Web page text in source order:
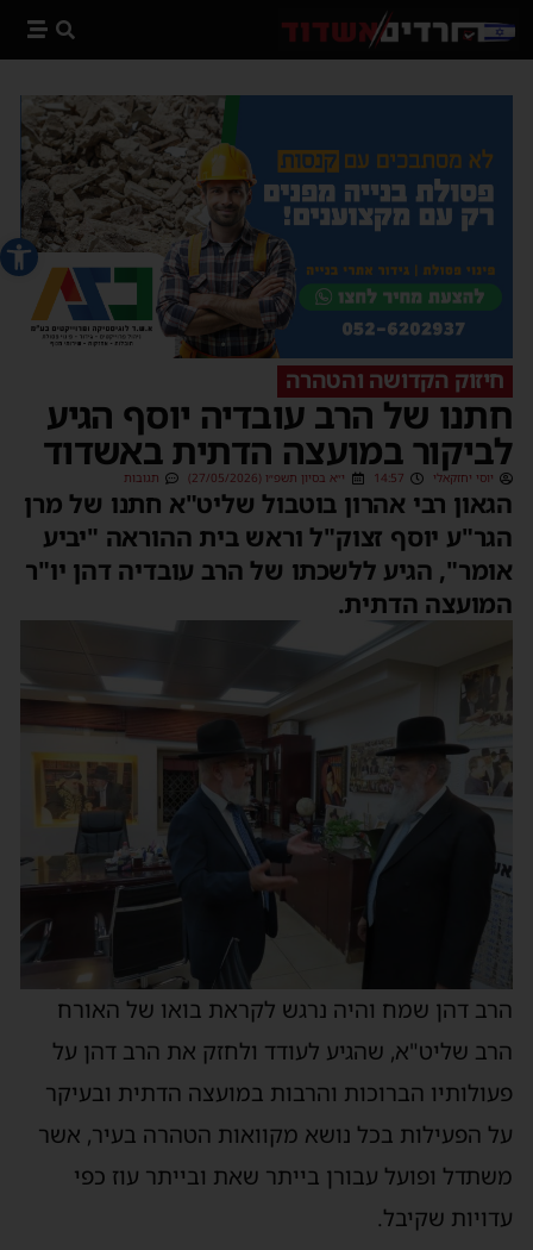
פתח
חיזוק הקדושה והטהרה
חתנו של הרב עובדיה יוסף הגיע
לביקור במועצה הדתית באשדוד
יוסי יחזקאלי 14:57 י״א בסיון תשפ״ו (27/05/2026) תגובות
הגאון רבי אהרון בוטבול שליט"א חתנו של מרן
הגר"ע יוסף זצוק"ל וראש בית ההוראה "יביע
אומר", הגיע ללשכתו של הרב עובדיה דהן יו"ר
המועצה הדתית.
הרב דהן שמח והיה נרגש לקראת בואו של האורח
הרב שליט"א, שהגיע לעודד ולחזק את הרב דהן על
פעולותיו הברוכות והרבות במועצה הדתית ובעיקר
על הפעילות בכל נושא מקוואות הטהרה בעיר, אשר
משתדל ופועל עבורן בייתר שאת ובייתר עוז כפי
עדויות שקיבל.